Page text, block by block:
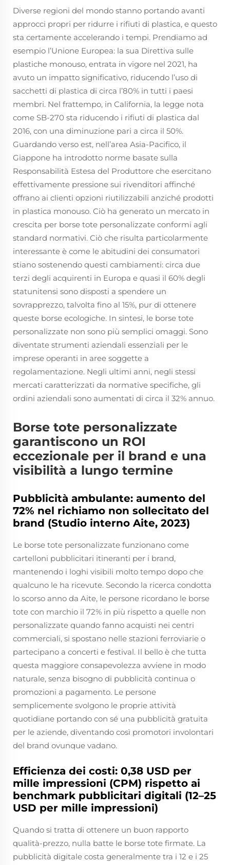
Diverse regioni del mondo stanno portando avanti
approcci propri per ridurre i rifiuti di plastica, e questo
sta certamente accelerando i tempi. Prendiamo ad
esempio l’Unione Europea: la sua Direttiva sulle
plastiche monouso, entrata in vigore nel 2021, ha
avuto un impatto significativo, riducendo l’uso di
sacchetti di plastica di circa l’80% in tutti i paesi
membri. Nel frattempo, in California, la legge nota
come SB-270 sta riducendo i rifiuti di plastica dal
2016, con una diminuzione pari a circa il 50%.
Guardando verso est, nell’area Asia-Pacifico, il
Giappone ha introdotto norme basate sulla
Responsabilità Estesa del Produttore che esercitano
effettivamente pressione sui rivenditori affinché
offrano ai clienti opzioni riutilizzabili anziché prodotti
in plastica monouso. Ciò ha generato un mercato in
crescita per borse tote personalizzate conformi agli
standard normativi. Ciò che risulta particolarmente
interessante è come le abitudini dei consumatori
stiano sostenendo questi cambiamenti: circa due
terzi degli acquirenti in Europa e quasi il 60% degli
statunitensi sono disposti a spendere un
sovrapprezzo, talvolta fino al 15%, pur di ottenere
queste borse ecologiche. In sintesi, le borse tote
personalizzate non sono più semplici omaggi. Sono
diventate strumenti aziendali essenziali per le
imprese operanti in aree soggette a
regolamentazione. Negli ultimi anni, negli stessi
mercati caratterizzati da normative specifiche, gli
ordini aziendali sono aumentati di circa il 32% annuo.
Borse tote personalizzate
garantiscono un ROI
eccezionale per il brand e una
visibilità a lungo termine
Pubblicità ambulante: aumento del
72% nel richiamo non sollecitato del
brand (Studio interno Aite, 2023)
Le borse tote personalizzate funzionano come
cartelloni pubblicitari itineranti per i brand,
mantenendo i loghi visibili molto tempo dopo che
qualcuno le ha ricevute. Secondo la ricerca condotta
lo scorso anno da Aite, le persone ricordano le borse
tote con marchio il 72% in più rispetto a quelle non
personalizzate quando fanno acquisti nei centri
commerciali, si spostano nelle stazioni ferroviarie o
partecipano a concerti e festival. Il bello è che tutta
questa maggiore consapevolezza avviene in modo
naturale, senza bisogno di pubblicità continua o
promozioni a pagamento. Le persone
semplicemente svolgono le proprie attività
quotidiane portando con sé una pubblicità gratuita
per le aziende, diventando così promotori involontari
del brand ovunque vadano.
Efficienza dei costi: 0,38 USD per
mille impressioni (CPM) rispetto ai
benchmark pubblicitari digitali (12–25
USD per mille impressioni)
Quando si tratta di ottenere un buon rapporto
qualità-prezzo, nulla batte le borse tote firmate. La
pubblicità digitale costa generalmente tra i 12 e i 25